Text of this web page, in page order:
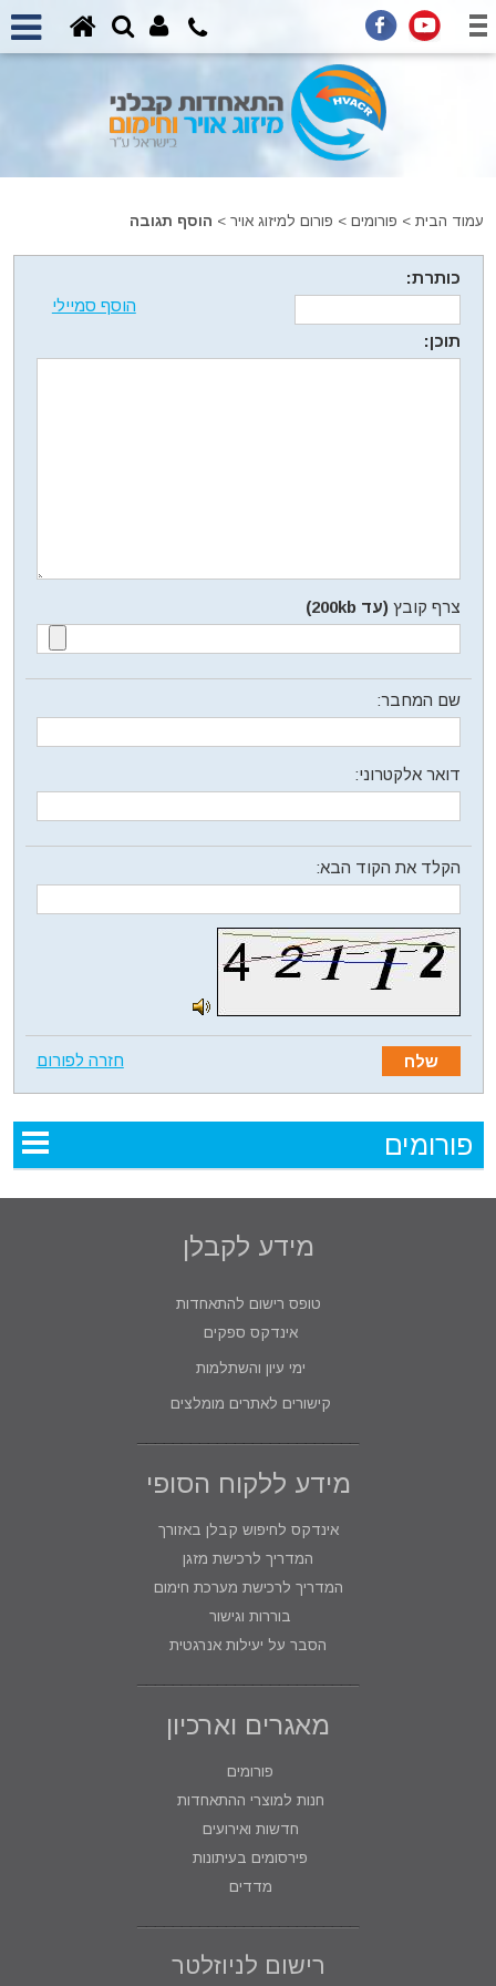
עמוד הבית > פורומים > פורום למיזוג אויר > הוסף תגובה
כותרת:
הוסף סמיילי
תוכן:
צרף קובץ (עד 200kb)
שם המחבר:
דואר אלקטרוני:
הקלד את הקוד הבא:
חזרה לפורום
פורומים
מידע לקבלן
טופס רישום להתאחדות
אינדקס ספקים
ימי עיון והשתלמות
קישורים לאתרים מומלצים
מידע ללקוח הסופי
אינדקס לחיפוש קבלן באזורך
המדריך לרכישת מזגן
המדריך לרכישת מערכת חימום
בוררות וגישור
הסבר על יעילות אנרגטית
מאגרים וארכיון
פורומים
חנות למוצרי ההתאחדות
חדשות ואירועים
פירסומים בעיתונות
מדדים
רישום לניוזלטר